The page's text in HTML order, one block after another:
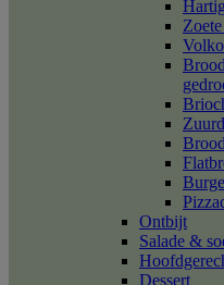
Ontbijt
Salade &
Dessert